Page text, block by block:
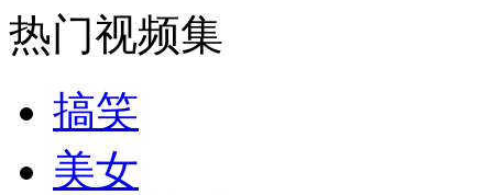
安徽一实载49人客车翻车
走！跟着总书记去植树
热门视频集
搞笑
美女